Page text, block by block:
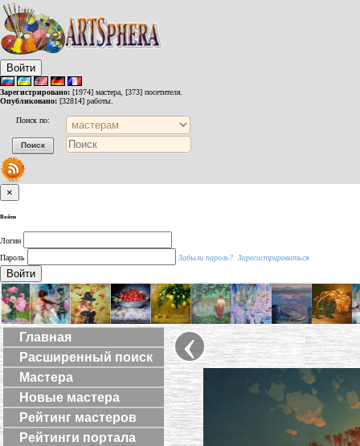
Войти
Зарегистрировано: [1974] мастера, [373] посетителя.
Опубликовано: [32814] работы.
Поиск по:
×
Войти
Логин
Пароль
Забыли пароль? Зарегистрироваться
Войти
Главная
Расширенный поиск
Мастера
Новые мастера
Рейтинг мастеров
Рейтинги портала
‹